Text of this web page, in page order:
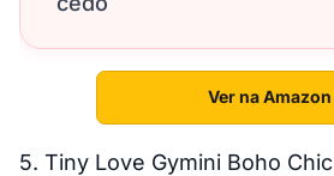
Ver na Amazon
5. Tiny Love Gymini Boho Chic